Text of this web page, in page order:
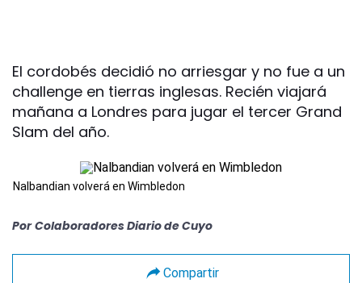
El cordobés decidió no arriesgar y no fue a un
challenge en tierras inglesas. Recién viajará
mañana a Londres para jugar el tercer Grand
Slam del año.
Nalbandian volverá en Wimbledon
Por Colaboradores Diario de Cuyo
Compartir